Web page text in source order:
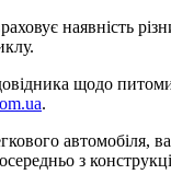
наявність
щодо
.
з